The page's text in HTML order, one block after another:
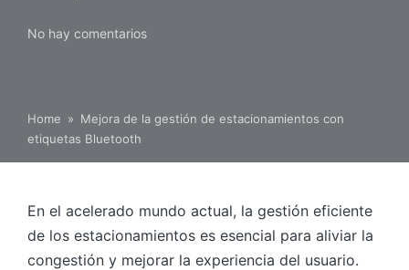
No hay comentarios
Home » Mejora de la gestión de estacionamientos con
etiquetas Bluetooth
En el acelerado mundo actual, la gestión eficiente
de los estacionamientos es esencial para aliviar la
congestión y mejorar la experiencia del usuario.